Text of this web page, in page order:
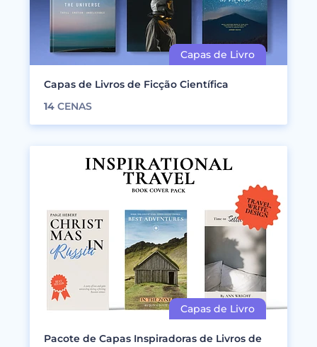
Capas de Livros de Ficção Científica
14 CENAS
Pacote de Capas Inspiradoras de Livros de